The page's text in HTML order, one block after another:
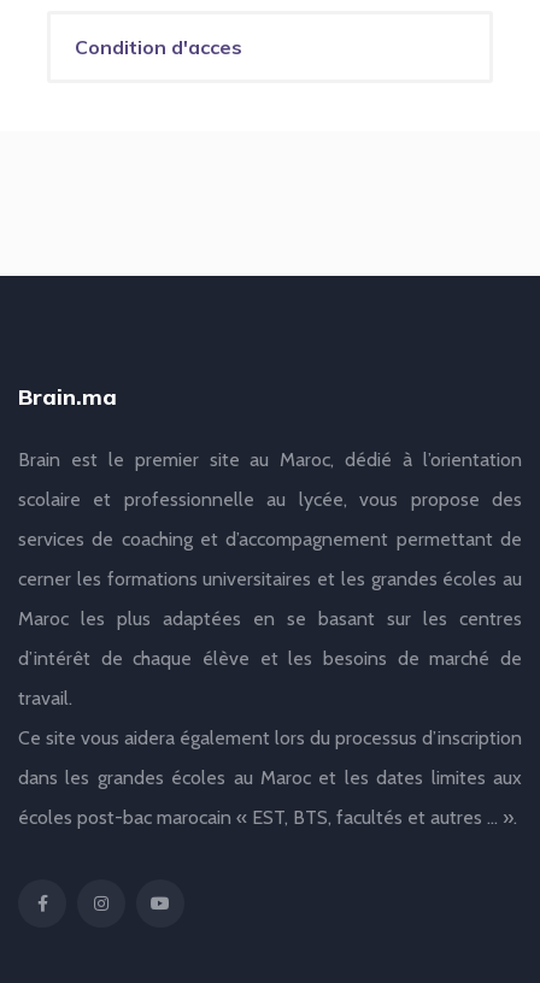
Condition d'acces
Brain.ma
Brain est le premier site au Maroc, dédié à l’orientation
scolaire et professionnelle au lycée, vous propose des
services de coaching et d’accompagnement permettant de
cerner les formations universitaires et les grandes écoles au
Maroc les plus adaptées en se basant sur les centres
d’intérêt de chaque élève et les besoins de marché de
travail.
Ce site vous aidera également lors du processus d’inscription
dans les grandes écoles au Maroc et les dates limites aux
écoles post-bac marocain « EST, BTS, facultés et autres … ».